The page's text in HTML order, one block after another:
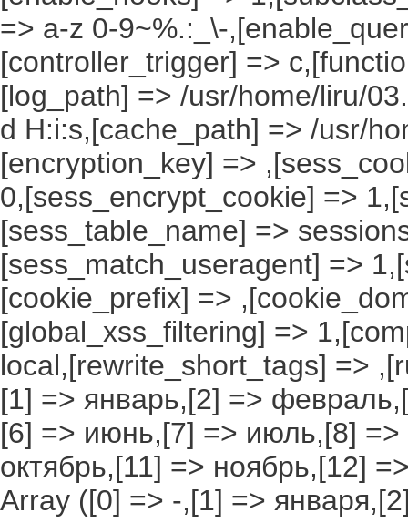
=> a-z 0-9~%.:_\-
[controller_trigger] =>
[log_path] => /usr/home/liru/
d H:i:s,[cache_path] => /usr/
[encryption_key] =>
0,[sess_encrypt_cookie] =>
[sess_table_name] =>
[sess_match_useragent] =>
[cookie_prefix] =>
[global_xss_filtering] =>
local,[rewrite_short_tags] =>
[1] => январь,[2] =>
[6] => июнь,[7] => июль,[8] =>
октябрь,[11] => ноябрь,[12]
Array ([0] => -,[1] =>